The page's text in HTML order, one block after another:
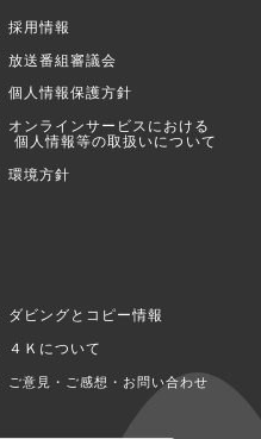
採用情報
放送番組審議会
個人情報保護方針
オンラインサービスにおける
個人情報等の取扱いについて
環境方針
ダビングとコピー情報
４Ｋについて
ご意見・ご感想・お問い合わせ